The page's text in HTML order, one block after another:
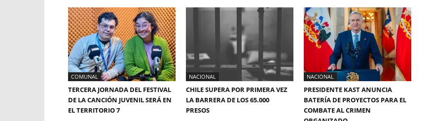
COMUNAL
TERCERA JORNADA DEL FESTIVAL
DE LA CANCIÓN JUVENIL SERÁ EN
EL TERRITORIO 7
NACIONAL
CHILE SUPERA POR PRIMERA VEZ
LA BARRERA DE LOS 65.000
PRESOS
NACIONAL
PRESIDENTE KAST ANUNCIA
BATERÍA DE PROYECTOS PARA EL
COMBATE AL CRIMEN